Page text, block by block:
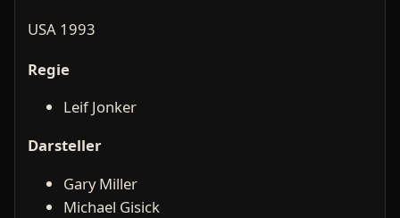
USA 1993
Regie
Leif Jonker
Darsteller
Gary Miller
Michael Gisick